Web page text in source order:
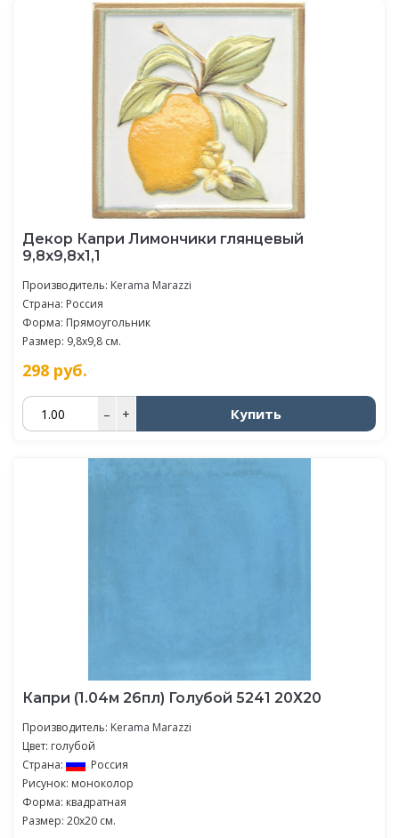
Декор Капри Лимончики глянцевый
9,8x9,8x1,1
Производитель: Kerama Marazzi
Страна: Россия
Форма: Прямоугольник
Размер: 9,8x9,8 см.
298 руб.
– + Купить
Капри (1.04м 26пл) Голубой 5241 20Х20
Производитель: Kerama Marazzi
Цвет: голубой
Страна:
Россия
Рисунок: моноколор
Форма: квадратная
Размер: 20x20 см.